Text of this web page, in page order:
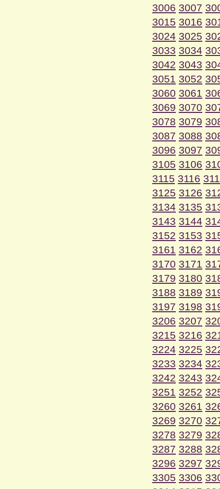
3006 3007
3015 3016
3024 3025
3033 3034
3042 3043
3051 3052
3060 3061
3069 3070
3078 3079
3087 3088
3096 3097
3105 3106
3115 3116
3125 3126
3134 3135
3143 3144
3152 3153
3161 3162
3170 3171
3179 3180
3188 3189
3197 3198
3206 3207
3215 3216
3224 3225
3233 3234
3242 3243
3251 3252
3260 3261
3269 3270
3278 3279
3287 3288
3296 3297
3305 3306